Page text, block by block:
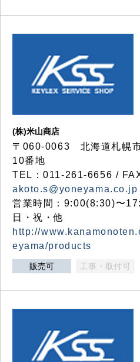
(株)米山商店
〒060-0063 北海道札幌市
10番地
TEL：011-261-6656 /
akoto.s@yoneyama.co.jp
営業時間：9:00(8:30)〜
日・祝・他
http://
eyama/products
販売可 工事・取付可